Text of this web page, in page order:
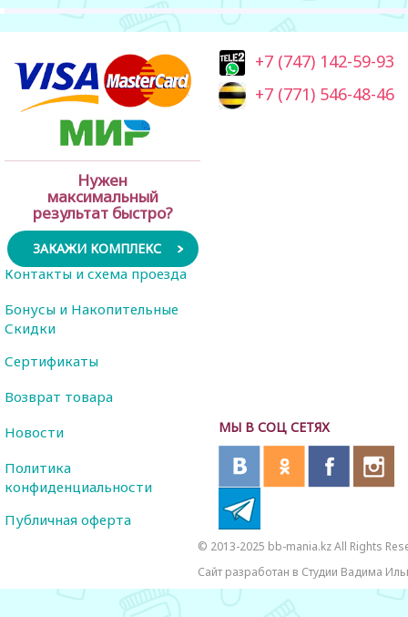
Нужен
максимальный
результат быстро?
ЗАКАЖИ КОМПЛЕКС
+7 (747) 142-59-93
+7 (771) 546-48-46
МЫ В СОЦ СЕТЯХ
Контакты и схема проезда
Бонусы и Накопительные
Скидки
Сертификаты
Возврат товара
Новости
Политика
конфиденциальности
Публичная оферта
© 2013-2025 bb-mania.kz All Rights
Сайт разработан в Студии Вадима